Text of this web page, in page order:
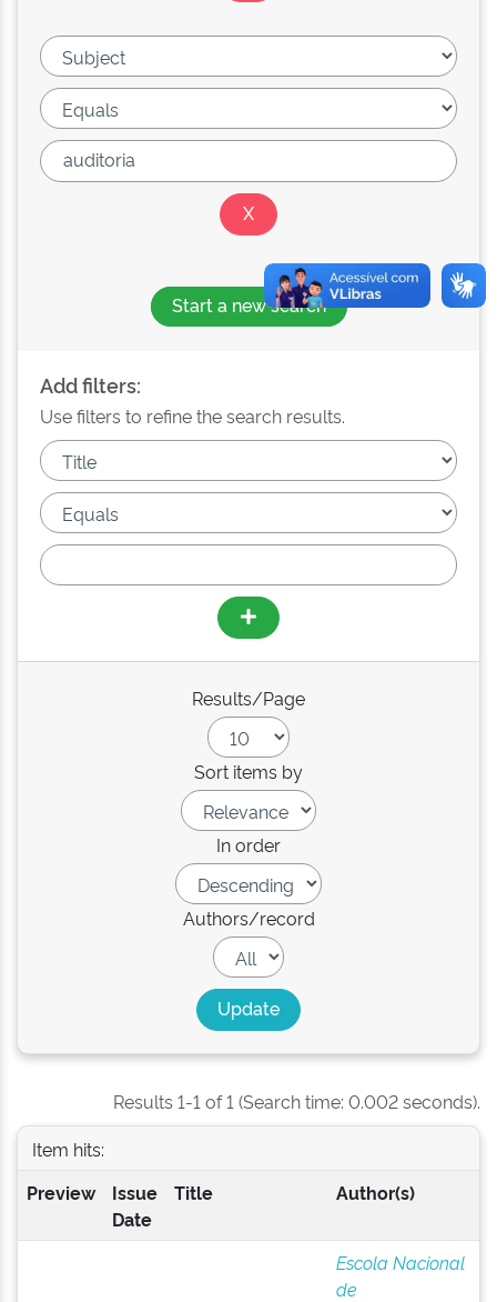
Start a new search
Add filters:
Use filters to refine the search results.
Results/Page
Sort items by
In order
Authors/record
Results 1-1 of 1 (Search time: 0.002 seconds).
Item hits:
Preview
Issue
Date
Title Author(s)
Escola Nacional
de